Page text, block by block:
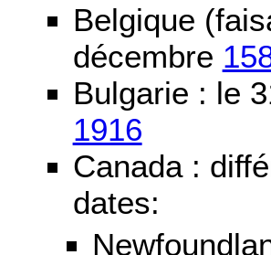
Belgique
décembre
Bulgarie : le
1916
Canada :
dates: